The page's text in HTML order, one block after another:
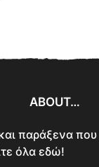
ABOUT…
παράξενα
όλα εδώ!